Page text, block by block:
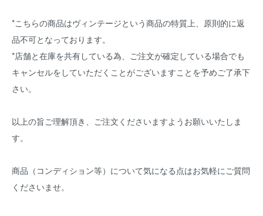
*こちらの商品はヴィンテージという商品の特質上、原則的に返
品不可となっております。
*店舗と在庫を共有している為、ご注文が確定している場合でも
キャンセルをしていただくことがございますことを予めご了承下
さい。
以上の旨ご理解頂き、ご注文くださいますようお願いいたしま
す。
商品（コンディション等）について気になる点はお気軽にご質問
くださいませ。